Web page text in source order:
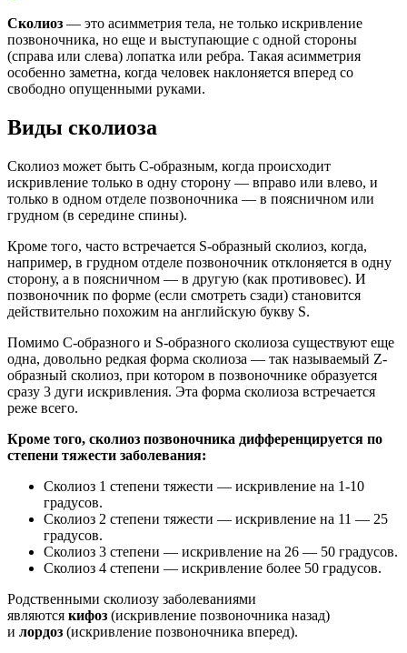
Сколиоз — это асимметрия тела, не только искривление
позвоночника, но еще и выступающие с одной стороны
(справа или слева) лопатка или ребра. Такая асимметрия
особенно заметна, когда человек наклоняется вперед со
свободно опущенными руками.
Виды сколиоза
Сколиоз может быть С-образным, когда происходит
искривление только в одну сторону — вправо или влево, и
только в одном отделе позвоночника — в поясничном или
грудном (в середине спины).
Кроме того, часто встречается S-образный сколиоз, когда,
например, в грудном отделе позвоночник отклоняется в одну
сторону, а в поясничном — в другую (как противовес). И
позвоночник по форме (если смотреть сзади) становится
действительно похожим на английскую букву S.
Помимо С-образного и S-образного сколиоза существуют еще
одна, довольно редкая форма сколиоза — так называемый Z-
образный сколиоз, при котором в позвоночнике образуется
сразу 3 дуги искривления. Эта форма сколиоза встречается
реже всего.
Кроме того, сколиоз позвоночника дифференцируется по
степени тяжести заболевания:
Сколиоз 1 степени тяжести — искривление на 1-10
градусов.
Сколиоз 2 степени тяжести — искривление на 11 — 25
градусов.
Сколиоз 3 степени — искривление на 26 — 50 градусов.
Сколиоз 4 степени — искривление более 50 градусов.
Родственными сколиозу заболеваниями
являются кифоз (искривление позвоночника назад)
и лордоз (искривление позвоночника вперед).